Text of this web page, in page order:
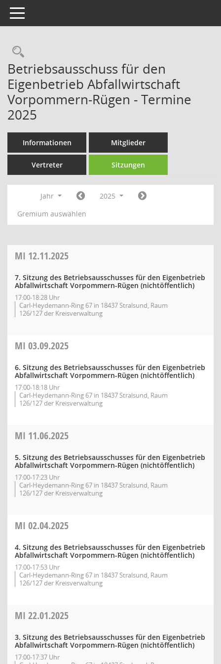
Toggle navigation
Rechercheauswahl
Betriebsausschuss für den
Eigenbetrieb Abfallwirtschaft
Vorpommern-Rügen - Termine
2025
Informationen Mitglieder
Vertreter Sitzungen
Jahr
2025
Gremium auswählen
MI 12.11.2025
7. Sitzung des Betriebsausschusses für den Eigenbetrieb
Abfallwirtschaft Vorpommern-Rügen (nichtöffentlich)
17:00-18:28 Uhr
Carl-Heydemann-Ring 67 in 18437 Stralsund, Raum
126/127 der Kreisverwaltung
MI 03.09.2025
6. Sitzung des Betriebsausschusses für den Eigenbetrieb
Abfallwirtschaft Vorpommern-Rügen (nichtöffentlich)
17:00-18:18 Uhr
Carl-Heydemann-Ring 67 in 18437 Stralsund, Raum
126/127 der Kreisverwaltung
MI 11.06.2025
5. Sitzung des Betriebsausschusses für den Eigenbetrieb
Abfallwirtschaft Vorpommern-Rügen (nichtöffentlich)
17:00-17:23 Uhr
Carl-Heydemann-Ring 67 in 18437 Stralsund, Raum
126/127 der Kreisverwaltung
MI 02.04.2025
4. Sitzung des Betriebsausschusses für den Eigenbetrieb
Abfallwirtschaft Vorpommern-Rügen (nichtöffentlich)
17:00-17:53 Uhr
Carl-Heydemann-Ring 67 in 18437 Stralsund, Raum
126/127 der Kreisverwaltung
MI 22.01.2025
3. Sitzung des Betriebsausschusses für den Eigenbetrieb
Abfallwirtschaft Vorpommern-Rügen (nichtöffentlich)
17:00-17:37 Uhr